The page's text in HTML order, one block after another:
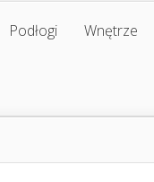
Podłogi Wnętrze